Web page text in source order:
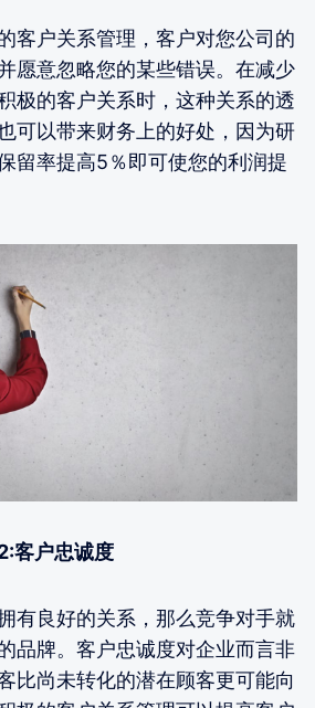
客户关系管理，客户对您公司的
愿意忽略您的某些错误。在减少
极的客户关系时，这种关系的透
可以带来财务上的好处，因为研
留率提高5％即可使您的利润提
客户忠诚度
有良好的关系，那么竞争对手就
品牌。客户忠诚度对企业而言非
比尚未转化的潜在顾客更可能向